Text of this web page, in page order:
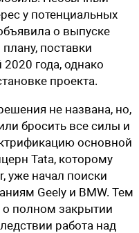
у потенциальных
о выпуске
поставки
года, однако
проекта.
не названа, но,
бросить все силы и
основной
Tata, которому
уже начал поиски
Geely и BMW. Тем
о полном закрытии
работа над